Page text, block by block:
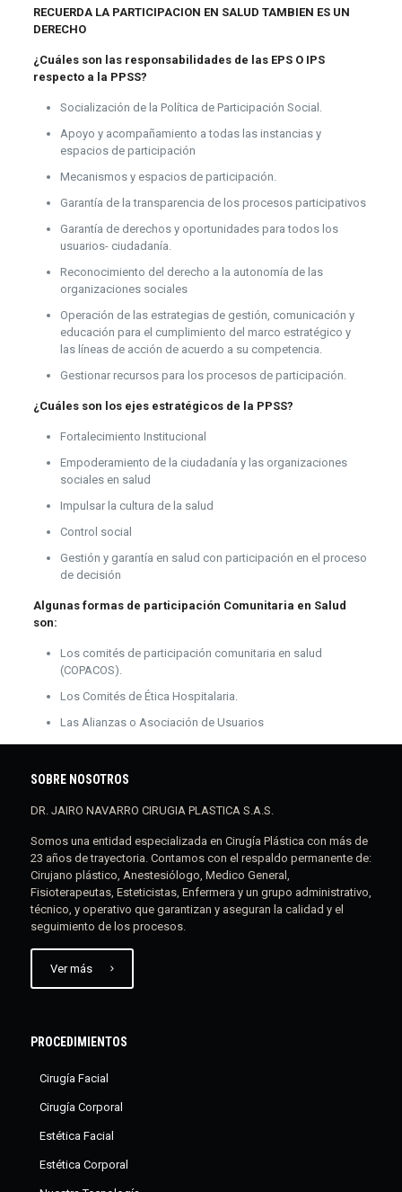
RECUERDA LA PARTICIPACION EN SALUD TAMBIEN ES UN
DERECHO
¿Cuáles son las responsabilidades de las EPS O IPS
respecto a la PPSS?
Socialización de la Política de Participación Social.
Apoyo y acompañamiento a todas las instancias y
espacios de participación
Mecanismos y espacios de participación.
Garantía de la transparencia de los procesos participativos
Garantía de derechos y oportunidades para todos los
usuarios- ciudadanía.
Reconocimiento del derecho a la autonomía de las
organizaciones sociales
Operación de las estrategias de gestión, comunicación y
educación para el cumplimiento del marco estratégico y
las líneas de acción de acuerdo a su competencia.
Gestionar recursos para los procesos de participación.
¿Cuáles son los ejes estratégicos de la PPSS?
Fortalecimiento Institucional
Empoderamiento de la ciudadanía y las organizaciones
sociales en salud
Impulsar la cultura de la salud
Control social
Gestión y garantía en salud con participación en el proceso
de decisión
Algunas formas de participación Comunitaria en Salud
son:
Los comités de participación comunitaria en salud
(COPACOS).
Los Comités de Ética Hospitalaria.
Las Alianzas o Asociación de Usuarios
SOBRE NOSOTROS
DR. JAIRO NAVARRO CIRUGIA PLASTICA S.A.S.
Somos una entidad especializada en Cirugía Plástica con más de
23 años de trayectoria. Contamos con el respaldo permanente de:
Cirujano plástico, Anestesiólogo, Medico General,
Fisioterapeutas, Esteticistas, Enfermera y un grupo administrativo,
técnico, y operativo que garantizan y aseguran la calidad y el
seguimiento de los procesos.
Ver más
PROCEDIMIENTOS
Cirugía Facial
Cirugía Corporal
Estética Facial
Estética Corporal